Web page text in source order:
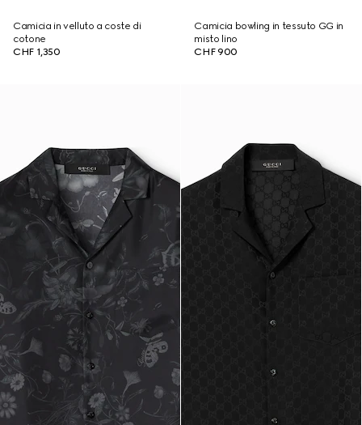
Camicia in velluto a coste di
cotone
CHF 1,350
Camicia bowling in tessuto GG in
misto lino
CHF 900